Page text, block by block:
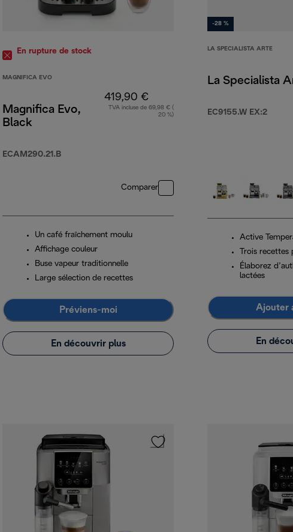
En rupture de stock
MAGNIFICA EVO
Magnifica Evo,
Black
ECAM290.21.B
419,90 €
TVA incluse de 69,98 € (
20 %)
Comparer
Un café fraîchement moulu
Affichage couleur
Buse vapeur traditionnelle
Large sélection de recettes
Préviens-moi
En découvrir plus
-28 %
LA SPECIALISTA ARTE
La Specialista
EC9155.W EX:2
Active
Trois recettes
Élaborez
lactées
Ajouter
En